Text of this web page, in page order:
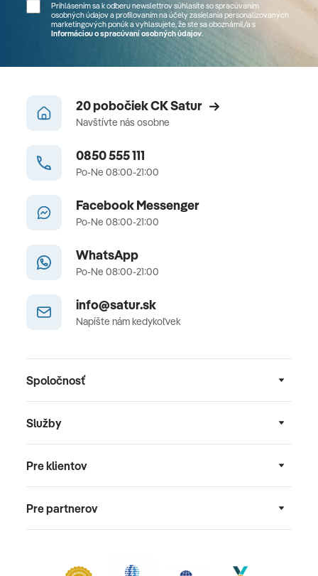
Prihlásením sa k odberu newslettrov súhlasíte so spracúvaním
osobných údajov a profilovaním na účely zasielania personalizovaných
marketingových ponúk a vyhlasujete, že ste sa oboznámil/a s
Informáciou o spracúvaní osobných údajov.
20 pobočiek CK Satur
Navštívte nás osobne
0850 555 111
Po-Ne 08:00-21:00
Facebook Messenger
Po-Ne 08:00-21:00
WhatsApp
Po-Ne 08:00-21:00
info@satur.sk
Napíšte nám kedykoľvek
Spoločnosť
Služby
Pre klientov
Pre partnerov